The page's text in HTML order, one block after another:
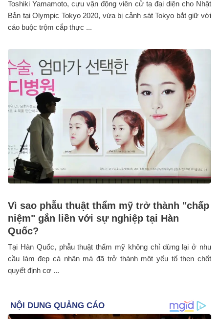
Toshiki Yamamoto, cựu vận động viên cử tạ đại diện cho Nhật
Bản tại Olympic Tokyo 2020, vừa bị cảnh sát Tokyo bắt giữ với
cáo buộc trộm cắp thực ...
Vì sao phẫu thuật thẩm mỹ trở thành "chấp
niệm" gắn liền với sự nghiệp tại Hàn
Quốc?
Tại Hàn Quốc, phẫu thuật thẩm mỹ không chỉ dừng lại ở nhu
cầu làm đẹp cá nhân mà đã trở thành một yếu tố then chốt
quyết định cơ ...